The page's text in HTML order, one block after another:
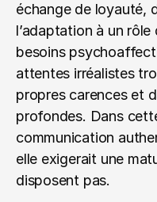
échange de loyauté,
l’adaptation à un
besoins
attentes irréalistes
propres carences et
profondes. Dans
communication
elle exigerait une
disposent pas.